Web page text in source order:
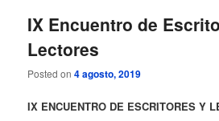
IX Encuentro de
Lectores
Posted on4 agosto, 2019
IX ENCUENTRO DE ESCRITORES Y